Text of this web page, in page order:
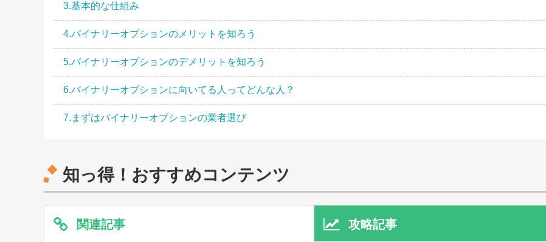
3.基本的な仕組み
4.バイナリーオプションのメリットを知ろう
5.バイナリーオプションのデメリットを知ろう
6.バイナリーオプションに向いてる人ってどんな人？
7.まずはバイナリーオプションの業者選び
3.バイナリーオプションでどれくらい稼げるのか？
4.予算とリスク管理について
5.海外バイナリーオプションの税金・確定申告
3.ローソク足表示による攻略法を完全網羅！
4.移動平均線を使った戦略を使ってみよう！
5.転売(途中決済)を使った攻略法
6.「自称」最強サインツール、それがハリーくん
知っ得！おすすめコンテンツ
関連記事 攻略記事